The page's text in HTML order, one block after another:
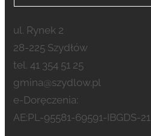
ul. Rynek 2
28-225 Szydłów
tel. 41 354 51 25
gmina@szydlow.pl
e-Doręczenia:
AE:PL-95581-69591-IBGDS-21